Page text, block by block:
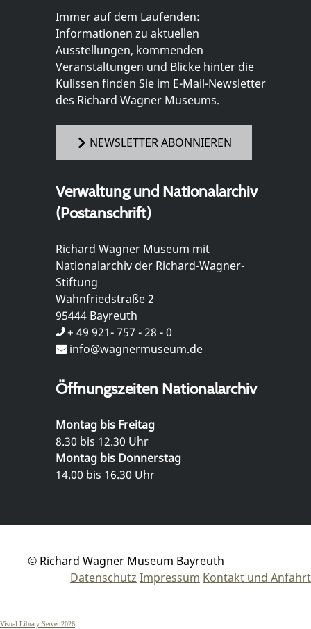
Immer auf dem Laufenden:
Informationen zu aktuellen
Ausstellungen, kommenden
Veranstaltungen und Blicke hinter die
Kulissen finden Sie im E-Mail-Newsletter
des Richard Wagner Museums.
NEWSLETTER ABONNIEREN
Verwaltung und Nationalarchiv
(Postanschrift)
Richard Wagner Museum mit
Nationalarchiv der Richard-Wagner-
Stiftung
Wahnfriedstraße 2
95444 Bayreuth
+ 49 921- 757 - 28 - 0
info@wagnermuseum.de
Öffnungszeiten Nationalarchiv
Montag bis Freitag
8.30 bis 12.30 Uhr
Montag bis Donnerstag
14.00 bis 16.30 Uhr
© Richard Wagner Museum Bayreuth
Datenschutz Impressum Kontakt und Anfahrt
Visual Library Server 2026